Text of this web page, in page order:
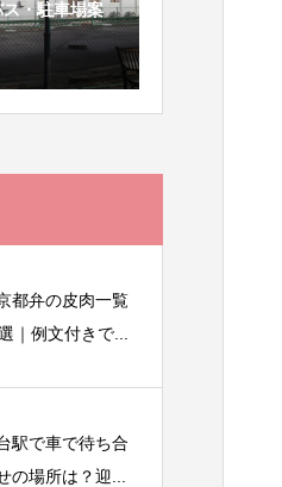
・駐車場案
京都弁の皮肉一覧
｜例文付きで...
駅で車で待ち合
の場所は？迎...